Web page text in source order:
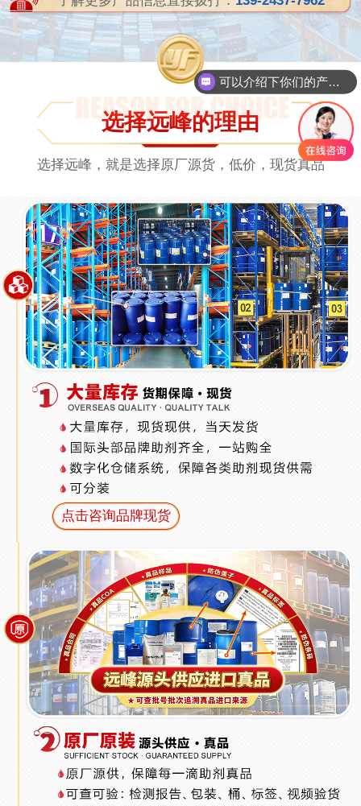
选择远峰的理由
选择远峰，就是选择原厂源货，低价，现货真品
点击咨询品牌现货
你们是怎么收费的呢